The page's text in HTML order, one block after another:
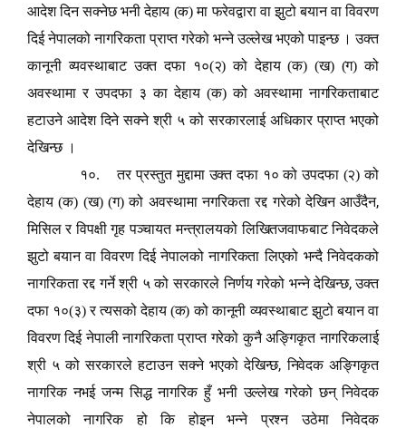
आदेश दिन सक्नेछ भनी देहाय (क) मा फरेवद्वारा वा झुटो बयान वा विवरण
दिई नेपालको नागरिकता प्राप्त गरेको भन्ने उल्लेख भएको पाइन्छ । उक्त
कानूनी व्यवस्थाबाट उक्त दफा १०(२) को देहाय (क) (ख) (ग) को
अवस्थामा र उपदफा ३ का देहाय (क) को अवस्थामा नागरिकताबाट
हटाउने आदेश दिने सक्ने श्री ५ को सरकारलाई अधिकार प्राप्त भएको
देखिन्छ ।
१०. तर प्रस्तुत मुद्दामा उक्त दफा १० को उपदफा (२) को
देहाय (क) (ख) (ग) को अवस्थामा नगरिकता रद्द गरेको देखिन आउँदैन,
मिसिल र विपक्षी गृह पञ्चायत मन्त्रालयको लिखितजवाफबाट निवेदकले
झुटो बयान वा विवरण दिई नेपालको नागरिकता लिएको भन्दै निवेदकको
नागरिकता रद्द गर्ने श्री ५ को सरकारले निर्णय गरेको भन्ने देखिन्छ,उक्त
दफा १०(३) र त्यसको देहाय (क) को कानूनी व्यवस्थाबाट झुटो बयान वा
विवरण दिई नेपाली नागरिकता प्राप्त गरेको कुनै अङ्गिकृत नागरिकलाई
श्री ५ को सरकारले हटाउन सक्ने भएको देखिन्छ,निवेदक अङ्गिकृत
नागरिक नभई जन्म सिद्ध नागरिक हुँ भनी उल्लेख गरेको छन् निवेदक
नेपालको नागरिक हो कि होइन भन्ने प्रश्न उठेमा निवेदक